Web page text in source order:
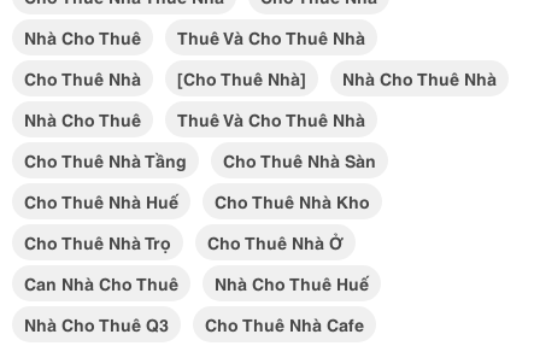
Nhà Cho Thuê
Thuê Và Cho Thuê Nhà
Cho Thuê Nhà
[cho Thuê Nhà]
Nhà Cho Thuê Nhà
Nhà Cho Thuê
Thuê Và Cho Thuê Nhà
Cho Thuê Nhà Tầng
Cho Thuê Nhà Sàn
Cho Thuê Nhà Huế
Cho Thuê Nhà Kho
Cho Thuê Nhà Trọ
Cho Thuê Nhà Ở
Can Nhà Cho Thuê
Nhà Cho Thuê Huế
Nhà Cho Thuê Q3
Cho Thuê Nhà Cafe